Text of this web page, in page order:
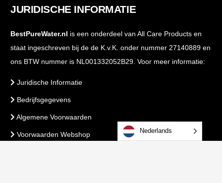
JURIDISCHE INFORMATIE
BestPureWater.nl is een onderdeel van All Care Products en
staat ingeschreven bij de de K.v.K. onder nummer 27140889 en
ons BTW nummer is NL001332052B29. Voor meer informatie:
Juridische Informatie
Bedrijfsgegevens
Algemene Voorwaarden
Voorwaarden Webshop Nederlands